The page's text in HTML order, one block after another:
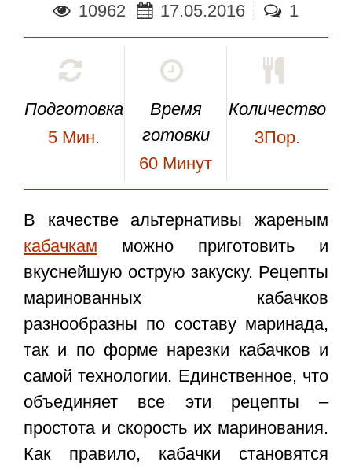
10962 17.05.2016 1
Подготовка
5 Мин.
Время
готовки
60 Минут
Количество
3Пор.
В качестве альтернативы жареным
кабачкам можно приготовить и
вкуснейшую острую закуску. Рецепты
маринованных кабачков
разнообразны по составу маринада,
так и по форме нарезки кабачков и
самой технологии. Единственное, что
объединяет все эти рецепты –
простота и скорость их маринования.
Как правило, кабачки становятся